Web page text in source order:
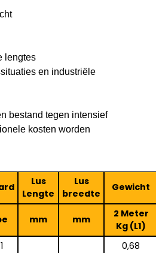
lengtes
en industriële
bestand tegen intensief
kosten worden
Lus
Lengte
Lus
breedte
Gewicht
mm mm
2 Meter
Kg (L1)
0,68